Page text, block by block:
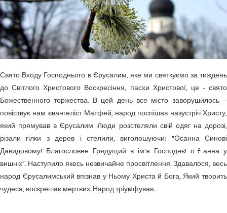
Свято Входу Господнього в Єрусалим, яке ми святкуємо за тиждень
до Світлого Христового Воскресіння, пасхи Христової, це - свято
Божественного торжества. В цей день все місто заворушилось –
повіствує нам євангеліст Матфей, народ поспішав назустріч Христу,
який прямував в Єрусалим. Люди розстеляли свій одяг на дорозі,
різали гілки з дерев і стелили, виголошуючи: "Осанна Синові
Давидовому! Благословен Грядущий в ім'я Господнє! оﾁанна у
вишніх”. Наступило якесь незвичайне просвітлення. Здавалося, весь
народ Єрусалимський впізнав у Ньому Христа й Бога, Який творить
чудеса, воскрешає мертвих. Народ тріумфував.